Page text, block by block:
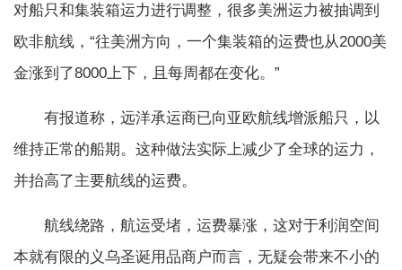
对船只和集装箱运力进行调整，很多美洲运力被抽调到
欧非航线，“往美洲方向，一个集装箱的运费也从2000美
金涨到了8000上下，且每周都在变化。”
有报道称，远洋承运商已向亚欧航线增派船只，以
维持正常的船期。这种做法实际上减少了全球的运力，
并抬高了主要航线的运费。
航线绕路，航运受堵，运费暴涨，这对于利润空间
本就有限的义乌圣诞用品商户而言，无疑会带来不小的